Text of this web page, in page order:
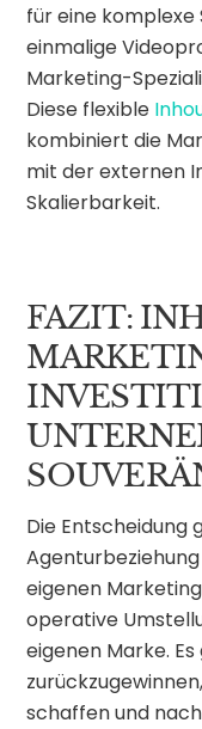
für eine komplexe
einmalige
Marketing-
Diese flexible
kombiniert die
mit der externen
Skalierbarkeit.
FAZIT:
Die Entscheidung
eigenen
operative
eigenen Marke.
schaffen und